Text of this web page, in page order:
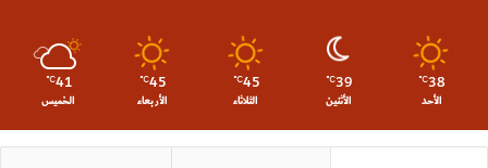
38
℃
الأحد
39
℃
الأثنين
45
℃
الثلاثاء
45
℃
الأربعاء
41
℃
الخميس